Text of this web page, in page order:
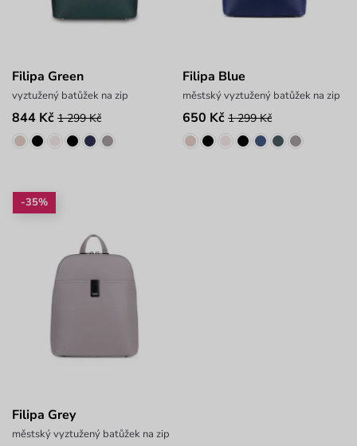
Filipa Green
vyztužený batůžek na zip
844 Kč 1 299 Kč
Filipa Blue
městský vyztužený batůžek na zip
650 Kč 1 299 Kč
-35%
Filipa Grey
městský vyztužený batůžek na zip